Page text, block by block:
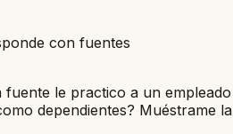
con fuentes
fuente le practico a un
dependientes? Muéstrame